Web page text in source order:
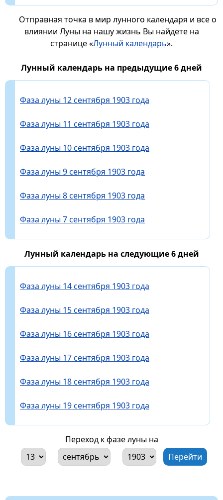
Отправная точка в мир лунного календаря и все о
влиянии Луны на нашу жизнь Вы найдете на
странице «Лунный календарь».
Лунный календарь на предыдущие 6 дней
Фаза луны 12 сентября 1903 года
Фаза луны 11 сентября 1903 года
Фаза луны 10 сентября 1903 года
Фаза луны 9 сентября 1903 года
Фаза луны 8 сентября 1903 года
Фаза луны 7 сентября 1903 года
Лунный календарь на следующие 6 дней
Фаза луны 14 сентября 1903 года
Фаза луны 15 сентября 1903 года
Фаза луны 16 сентября 1903 года
Фаза луны 17 сентября 1903 года
Фаза луны 18 сентября 1903 года
Фаза луны 19 сентября 1903 года
Переход к фазе луны на